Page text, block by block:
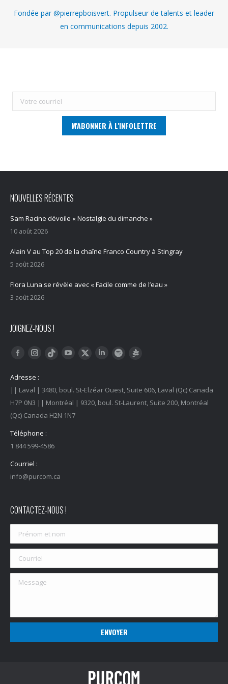
Fondée par @pierrepboisvert. Propulseur de talents et leader
en communications depuis 2002.
NOUVELLES RÉCENTES
Sam Racine dévoile « Nostalgie du dimanche »
10 août 2026
Alain V au Top 20 de la chaîne Franco Country à Stingray
5 août 2026
Flora Luna se révèle avec « Facile comme de l’eau »
3 août 2026
JOIGNEZ-NOUS !
Trouvez nous sur :
FacebookInstagram
Tiktok YouTubeTwitter LinkedInSpotify
Adresse :
|| Laval | 3480, boul. St-Elzéar Ouest, Suite 606, Laval (Qc) Canada
H7P 0N3 || Montréal | 9320, boul. St-Laurent, Suite 200, Montréal
(Qc) Canada H2N 1N7
Téléphone :
1 844 599-4586
Courriel :
info@purcom.ca
CONTACTEZ-NOUS !